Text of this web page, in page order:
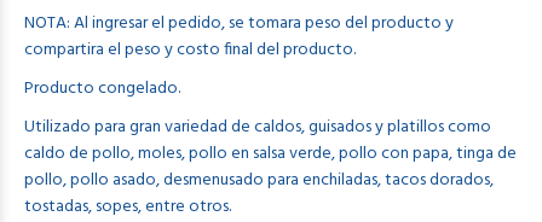
NOTA: Al ingresar el pedido, se tomara peso del producto y
compartira el peso y costo final del producto.
Producto congelado.
Utilizado para gran variedad de caldos, guisados y platillos como
caldo de pollo, moles, pollo en salsa verde, pollo con papa, tinga de
pollo, pollo asado, desmenusado para enchiladas, tacos dorados,
tostadas, sopes, entre otros.